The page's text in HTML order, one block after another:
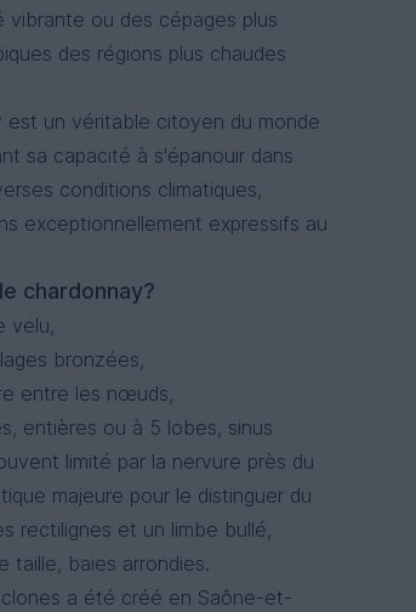
ou des cépages plus
des régions plus chaudes
est un véritable citoyen du monde
sa capacité à s'épanouir dans
conditions climatiques,
exceptionnellement expressifs au
chardonnay?
velu,
bronzées,
entre les nœuds,
entières ou à 5 lobes, sinus
limité par la nervure près du
majeure pour le distinguer du
rectilignes et un limbe bullé,
taille, baies arrondies.
a été créé en Saône-et-